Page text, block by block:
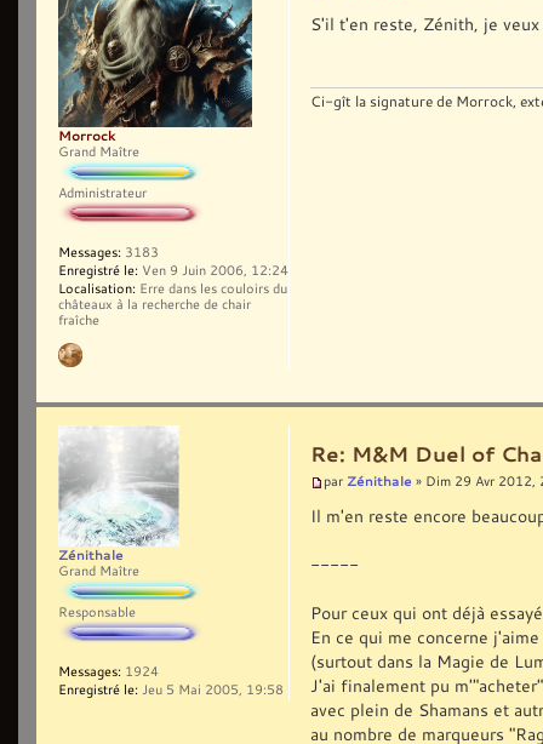
S'il t'en reste, Zénith, je
Ci-gît la signature de Morrock,
Morrock
Grand Maître
Administrateur
Messages: 3183
Enregistré le: Ven 9 Juin 2006, 12:24
Localisation: Erre dans les couloirs du
châteaux à la recherche de chair
fraîche
Re: M&M Duel of
par Zénithale » Dim 29 Avr 2012,
Il m'en reste encore
-----
Pour ceux qui ont déjà
En ce qui me concerne
(surtout dans la Magie de
J'ai finalement pu
avec plein de Shamans et
au nombre de marqueurs
Zénithale
Grand Maître
Responsable
Messages: 1924
Enregistré le: Jeu 5 Mai 2005, 19:58